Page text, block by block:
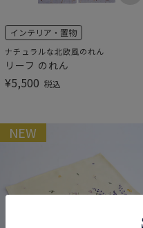
インテリア・置物
ナチュラルな北欧風のれん
リーフ のれん
¥5,500 税込
NEW